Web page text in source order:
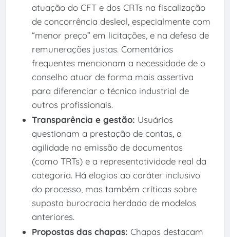
atuação do CFT e dos CRTs na fiscalização
de concorrência desleal, especialmente com
“menor preço” em licitações, e na defesa de
remunerações justas. Comentários
frequentes mencionam a necessidade de o
conselho atuar de forma mais assertiva
para diferenciar o técnico industrial de
outros profissionais.
Transparência e gestão: Usuários
questionam a prestação de contas, a
agilidade na emissão de documentos
(como TRTs) e a representatividade real da
categoria. Há elogios ao caráter inclusivo
do processo, mas também críticas sobre
suposta burocracia herdada de modelos
anteriores.
Propostas das chapas: Chapas destacam